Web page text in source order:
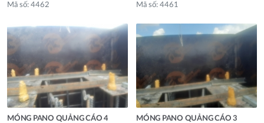
Mã số: 4462
Mã số: 4461
MÓNG PANO QUẢNG CÁO 4
MÓNG PANO QUẢNG CÁO 3